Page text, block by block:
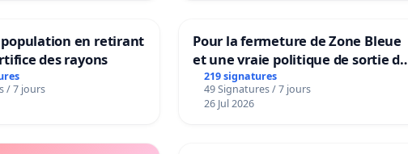
en retirant
des rayons
/ 7 jours
Pour la fermeture de Zone Bleue
et une vraie politique de sortie de
la dépendance
219 signatures
49 Signatures / 7 jours
26 Jul 2026